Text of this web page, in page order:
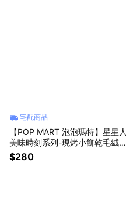
宅配商品
【POP MART 泡泡瑪特】星星人
美味時刻系列-現烤小餅乾毛絨掛
件盲盒(1入)
$280